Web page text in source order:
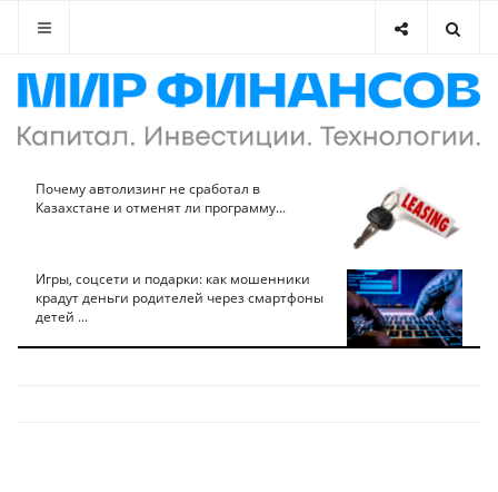
Почему автолизинг не сработал в
Казахстане и отменят ли программу...
Игры, соцсети и подарки: как мошенники
крадут деньги родителей через смартфоны
детей ...